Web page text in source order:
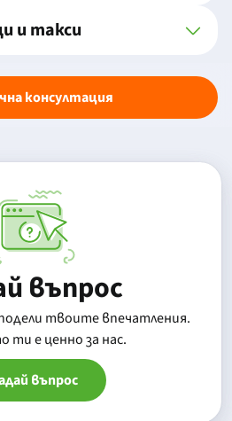
и такси
консултация
въпрос
твоите впечатления.
ти е ценно за нас.
въпрос